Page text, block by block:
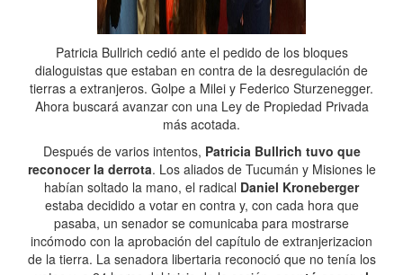
Patricia Bullrich cedió ante el pedido de los bloques
dialoguistas que estaban en contra de la desregulación de
tierras a extranjeros. Golpe a Milei y Federico Sturzenegger.
Ahora buscará avanzar con una Ley de Propiedad Privada
más acotada.
Después de varios intentos, Patricia Bullrich tuvo que
reconocer la derrota. Los aliados de Tucumán y Misiones le
habían soltado la mano, el radical Daniel Kroneberger
estaba decidido a votar en contra y, con cada hora que
pasaba, un senador se comunicaba para mostrarse
incómodo con la aprobación del capítulo de extranjerizacion
de la tierra. La senadora libertaria reconoció que no tenía los